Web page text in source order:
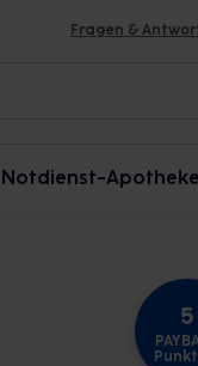
Fragen &
Notdienst-
5